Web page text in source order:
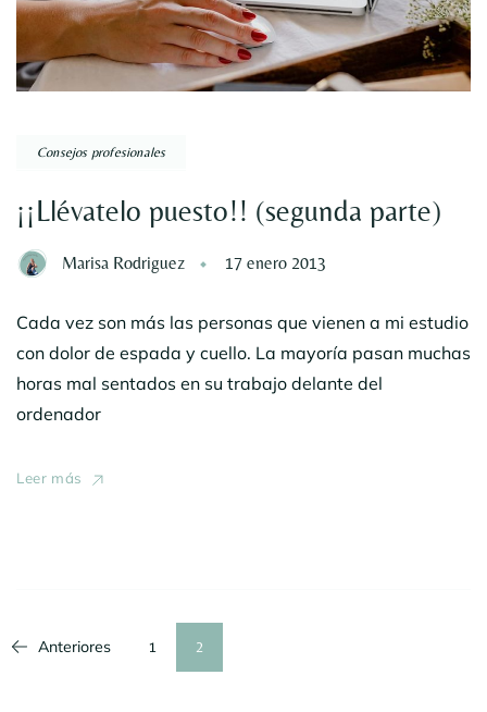
Consejos profesionales
¡¡Llévatelo puesto!! (segunda parte)
Marisa Rodriguez 17 enero 2013
Cada vez son más las personas que vienen a mi estudio
con dolor de espada y cuello. La mayoría pasan muchas
horas mal sentados en su trabajo delante del
ordenador
Leer más
Navegación
Anteriores Página
1 Página
2